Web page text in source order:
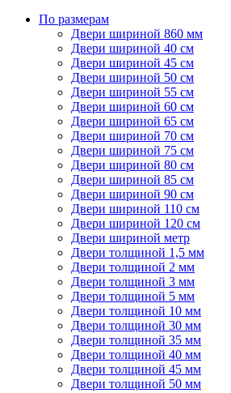
По размерам
Двери шириной 860 мм
Двери шириной 40 см
Двери шириной 45 см
Двери шириной 50 см
Двери шириной 55 см
Двери шириной 60 см
Двери шириной 65 см
Двери шириной 70 см
Двери шириной 75 см
Двери шириной 80 см
Двери шириной 85 см
Двери шириной 90 см
Двери шириной 110 см
Двери шириной 120 см
Двери шириной метр
Двери толщиной 1,5 мм
Двери толщиной 2 мм
Двери толщиной 3 мм
Двери толщиной 5 мм
Двери толщиной 10 мм
Двери толщиной 30 мм
Двери толщиной 35 мм
Двери толщиной 40 мм
Двери толщиной 45 мм
Двери толщиной 50 мм